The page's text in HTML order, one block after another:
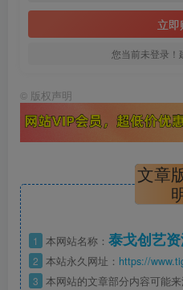
立
您当前未登录！
© 版权声明
文章
1 本网站名称： 泰戈创艺
2 本站永久网址： https://
3 本网站的文章部分内容可能